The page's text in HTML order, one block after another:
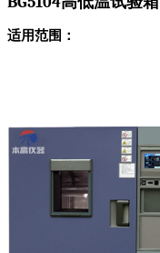
适用范围：